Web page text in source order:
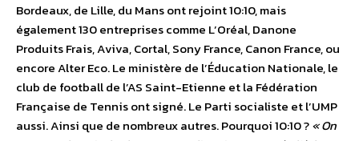
Bordeaux, de Lille, du Mans ont rejoint 10:10, mais
également 130 entreprises comme L’Oréal, Danone
Produits Frais, Aviva, Cortal, Sony France, Canon France, ou
encore Alter Eco. Le ministère de l’Éducation Nationale, le
club de football de l’AS Saint-Etienne et la Fédération
Française de Tennis ont signé. Le Parti socialiste et l’UMP
aussi. Ainsi que de nombreux autres. Pourquoi 10:10 ?« On